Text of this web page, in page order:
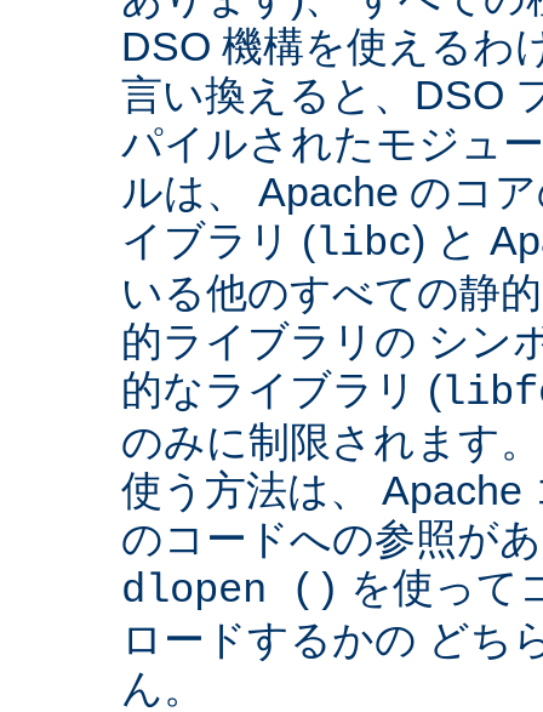
DSO 機構を使えるわ
言い換えると、DSO
パイルされたモジュ
ルは、 Apache のコ
イブラリ (libc) と
いる他のすべての静
的ライブラリの シン
的なライブラリ (
のみに制限されます
使う方法は、 Apache
のコードへの参照が
dlopen () を使って
ロードするかの どち
ん。